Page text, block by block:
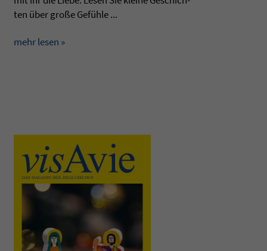
ten über große Gefühle ...
mehr lesen »